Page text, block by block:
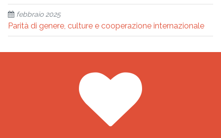
febbraio 2025
Parità di genere, culture e cooperazione internazionale